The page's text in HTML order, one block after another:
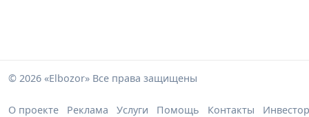
© 2026 «Elbozor» Все права защищены
О проекте Реклама Услуги Помощь Контакты